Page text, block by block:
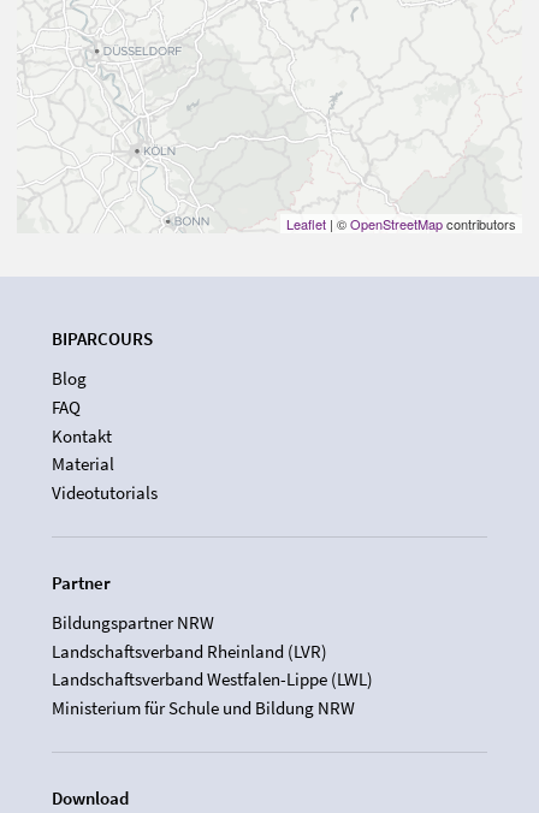
Leaflet | ©OpenStreetMapcontributors
BIPARCOURS
Blog
FAQ
Kontakt
Material
Videotutorials
Partner
Bildungspartner NRW
Landschaftsverband Rheinland (LVR)
Landschaftsverband Westfalen-Lippe (LWL)
Ministerium für Schule und Bildung NRW
Download